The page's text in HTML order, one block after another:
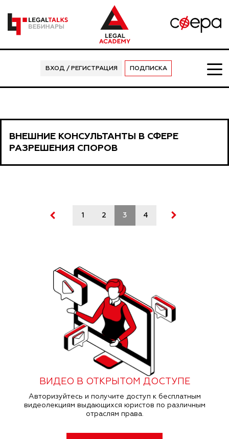
ВХОД / РЕГИСТРАЦИЯ ПОДПИСКА
ВНЕШНИЕ КОНСУЛЬТАНТЫ В СФЕРЕ
РАЗРЕШЕНИЯ СПОРОВ
1 2 3 4
ВИДЕО В ОТКРЫТОМ ДОСТУПЕ
Авторизуйтесь и получите доступ к бесплатным
видеолекциям выдающихся юристов по различным
отраслям права.